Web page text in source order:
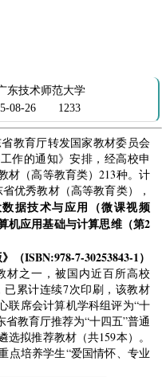
技术师范大学
08-26 1233
教育厅转发国家教材委员会
作的通知》安排，经高校申
材（高等教育类）213种。计
优秀教材（高等教育类），
据技术与应用（微课视频
机应用基础与计算思维（第2
（ISBN:978-7-30253843-1）
材之一，被国内近百所高校
已累计连续7次印刷，该教材
联席会计算机学科组评为“十
省教育厅推荐为“十四五”普通
选拟推荐教材（共159本）。
点培养学生“爱国情怀、专业